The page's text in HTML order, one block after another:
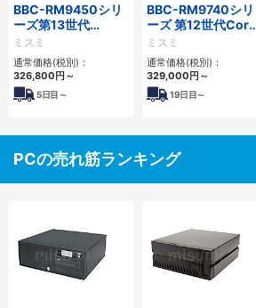
BBC-RM9450シリ
ーズ第13世代
Core・12世代
Celeron対応ラック
マウント4PCIe
ミスミ
通常価格(税別)：
326,800円～
5日目～
BBC-RM9740シリ
ーズ 第12世代Core
対応ラックマウント
FAPC4PCI・3PCIe
ミスミ
通常価格(税別)：
329,000円～
19日目～
PCの売れ筋ランキング